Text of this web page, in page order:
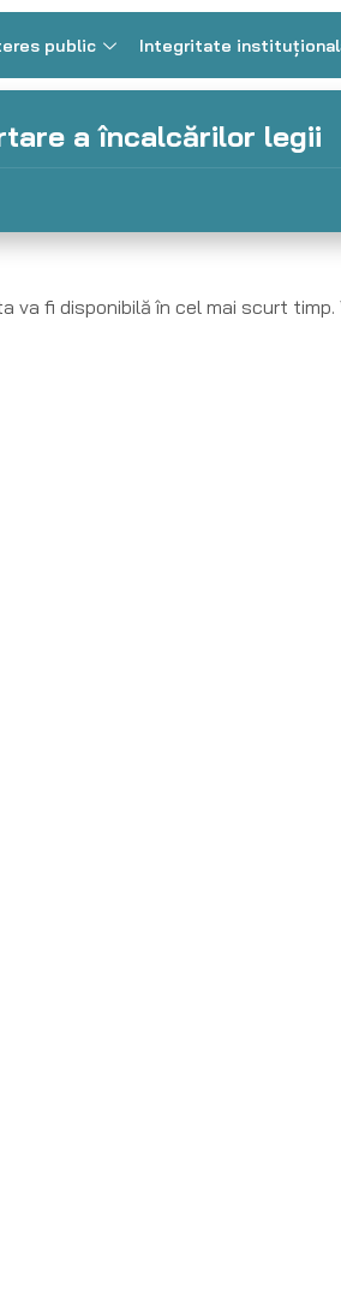
public Integritate
a încalcărilor legii
va fi disponibilă în cel mai scurt timp.